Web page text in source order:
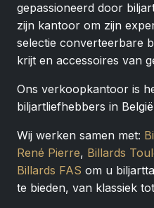
gepassioneerd door
zijn kantoor om zijn
selectie converteerbare
krijt en accessoires van
Ons verkoopkantoor is
biljartliefhebbers in
Wij werken samen met:
René Pierre, Billards
Billards FAS om u
te bieden, van klassiek